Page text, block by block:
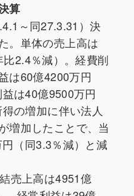
算
～同27.3.31）決
。単体の売上高は
2.4％減）。経費削
は60億4200万円
益は40億9500万円
の増加に伴い法人
増加したことで、当
（同3.3％減）と減
売上高は4951億